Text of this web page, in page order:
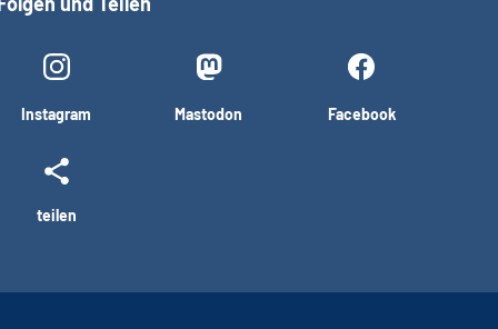
Instagram Mastodon Facebook
teilen